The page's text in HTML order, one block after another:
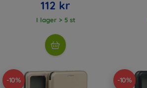
112 kr
I lager > 5 st
-10% -10%